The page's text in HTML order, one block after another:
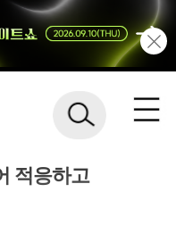
적응하고